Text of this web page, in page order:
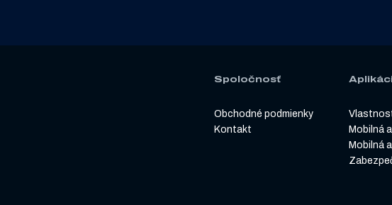
Spoločnosť
Obchodné podmienky
Kontakt
Mobilná
Mobilná